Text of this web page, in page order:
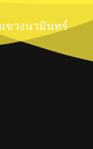
แขวงนวมินทร์